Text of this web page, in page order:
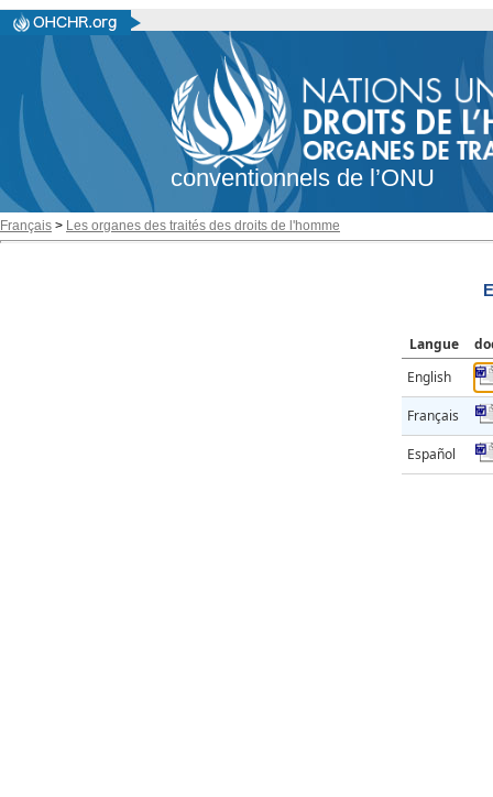
conventionnels de l’ONU
Français > Les organes des traités des droits de l'homme
Langue
English
Français
Español